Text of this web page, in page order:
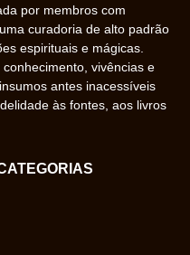
por membros com
curadoria de alto padrão
espirituais e mágicas.
vivências e
antes inacessíveis
às fontes, aos livros